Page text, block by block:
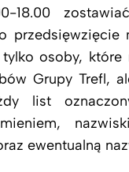
18.00
przedsięwzięcie
osoby, które
Grupy Trefl,
list
ewentualną